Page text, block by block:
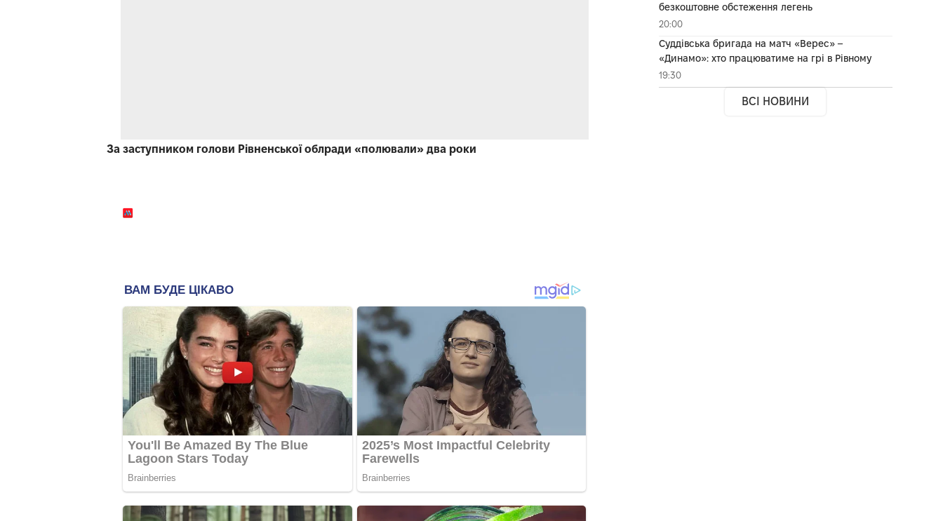
За заступником голови Рівненської облради «полювали» два роки
безкоштовне обстеження легень
20:00
Суддівська бригада на матч «Верес» –
«Динамо»: хто працюватиме на грі в Рівному
19:30
ВСІ НОВИНИ